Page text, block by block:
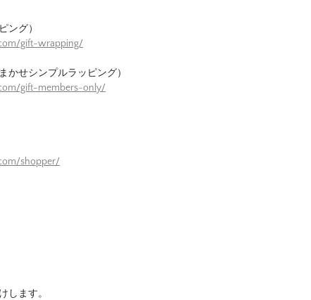
ング）
gift-wrapping/
かせシンプルラッピング）
gift-members-only/
shopper/
します。